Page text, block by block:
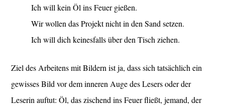
Ich will kein Öl ins Feuer gießen.
Wir wollen das Projekt nicht in den Sand setzen.
Ich will dich keinesfalls über den Tisch ziehen.
Ziel des Arbeitens mit Bildern ist ja, dass sich tatsächlich ein
gewisses Bild vor dem inneren Auge des Lesers oder der
Leserin auftut: Öl, das zischend ins Feuer fließt, jemand, der